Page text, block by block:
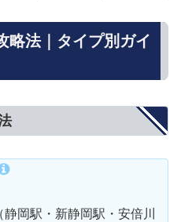
略法｜タイプ別ガイ
岡駅・新静岡駅・安倍川